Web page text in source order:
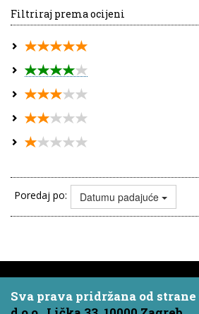
Filtriraj prema ocijeni
Poredaj po: Datumu padajuće
Sva prava pridržana od strane